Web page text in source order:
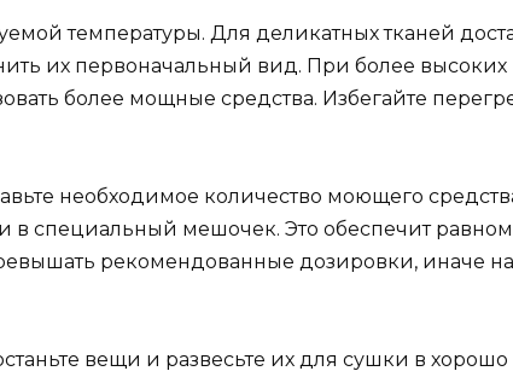
температуры. Для деликатных тканей
их первоначальный вид. При более высоких
более мощные средства. Избегайте
необходимое количество моющего
в специальный мешочек. Это обеспечит
рекомендованные дозировки, иначе на
вещи и развесьте их для сушки в хорошо